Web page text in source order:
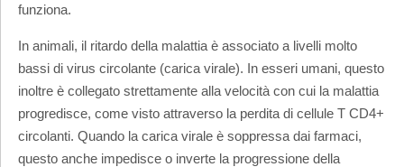
funziona.
In animali, il ritardo della malattia è associato a livelli molto
bassi di virus circolante (carica virale). In esseri umani, questo
inoltre è collegato strettamente alla velocità con cui la malattia
progredisce, come visto attraverso la perdita di cellule T CD4+
circolanti. Quando la carica virale è soppressa dai farmaci,
questo anche impedisce o inverte la progressione della